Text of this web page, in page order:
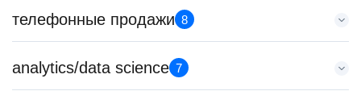
Key Account Manager (EdTech)
HeadHunter::Коммерческий департамент
150000 ₽
телефонные продажи 8
Менеджер по продажам в сегменте среднего и крупного
бизнеса
analytics/data science 7